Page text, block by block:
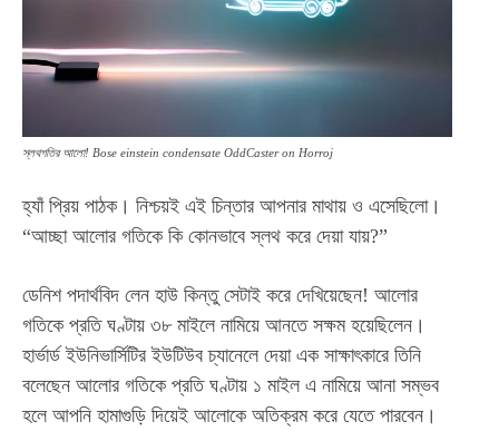
স্লথগতির আলো! Bose einstein condensate OddCaster on Horroj
হ্যাঁ প্রিয় পাঠক। নিশ্চয়ই এই চিন্তার আপনার মাথায় ও এসেছিলো।
“আচ্ছা আলোর গতিকে কি কোনভাবে স্লথ করে দেয়া যায়?”
ডেনিশ পদার্থবিদ লেন হাউ কিন্তু সেটাই করে দেখিয়েছেন! আলোর
গতিকে প্রতি ঘণ্টায় ৩৮ মাইলে নামিয়ে আনতে সক্ষম হয়েছিলেন।
হার্ভার্ড ইউনিভার্সিটির ইউটিউব চ্যানেলে দেয়া এক সাক্ষাৎকারে তিনি
বলেছেন আলোর গতিকে প্রতি ঘণ্টায় ১ মাইল এ নামিয়ে আনা সম্ভব
হলে আপনি হামাগুড়ি দিয়েই আলোকে অতিক্রম করে যেতে পারবেন।